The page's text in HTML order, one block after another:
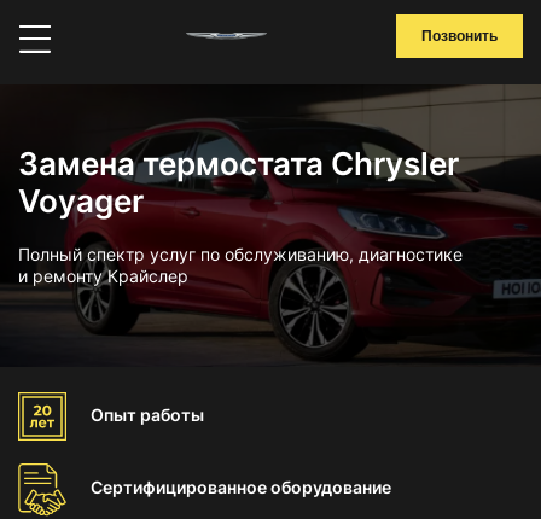
Позвонить
Замена термостата Chrysler
Voyager
Полный спектр услуг по обслуживанию, диагностике
и ремонту Крайслер
Опыт работы
Сертифицированноеоборудование